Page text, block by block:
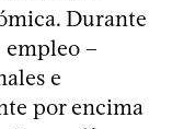
Durante
–
e
por encima